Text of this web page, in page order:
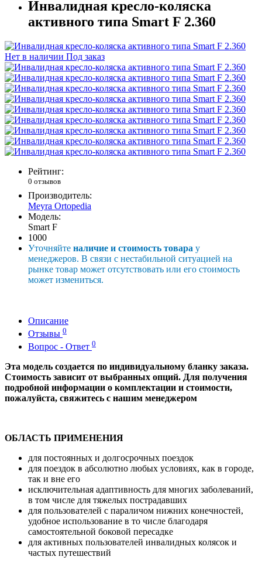
Инвалидная кресло-коляска
активного типа Smart F 2.360
Нет в наличии Под заказ
Рейтинг:
0 отзывов
Производитель:
Meyra Ortopedia
Модель:
Smart F
1000
Уточняйте наличие и стоимость товара у
менеджеров. В связи с нестабильной ситуацией на
рынке товар может отсутствовать или его стоимость
может измениться.
Описание
Отзывы 0
Вопрос - Ответ 0
Эта модель создается по индивидуальному бланку заказа.
Стоимость зависит от выбранных опций. Для получения
подробной информации о комплектации и стоимости,
пожалуйста, свяжитесь с нашим менеджером
ОБЛАСТЬ ПРИМЕНЕНИЯ
для постоянных и долгосрочных поездок
для поездок в абсолютно любых условиях, как в городе,
так и вне его
исключительная адаптивность для многих заболеваний,
в том числе для тяжелых пострадавших
для пользователей с параличом нижних конечностей,
удобное использование в то числе благодаря
самостоятельной боковой пересадке
для активных пользователей инвалидных колясок и
частых путешествий